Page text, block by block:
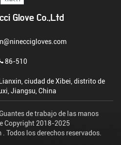
Glove Co.,Ltd
86-510
ciudad de Xibei, distrito de
Jiangsu, China
de trabajo de las manos
Copyright 2018-2025
Todos los derechos reservados.